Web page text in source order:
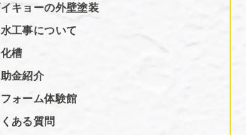
キョーの外壁塗装
工事について
槽
金紹介
フォーム体験館
ある質問